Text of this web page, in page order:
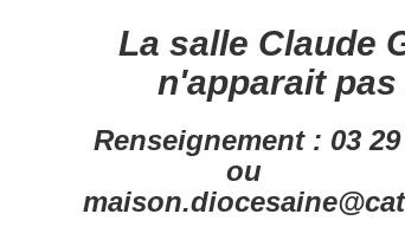
La salle Claude
n'apparait pas
Renseignement : 03 29
ou